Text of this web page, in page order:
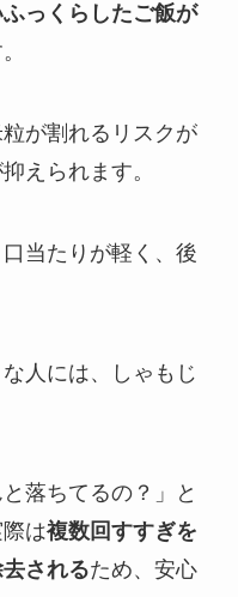
っくらしたご飯が
が割れるリスクが
えられます。
当たりが軽く、後
人には、しゃもじ
落ちてるの？」と
は複数回すすぎを
されるため、安心